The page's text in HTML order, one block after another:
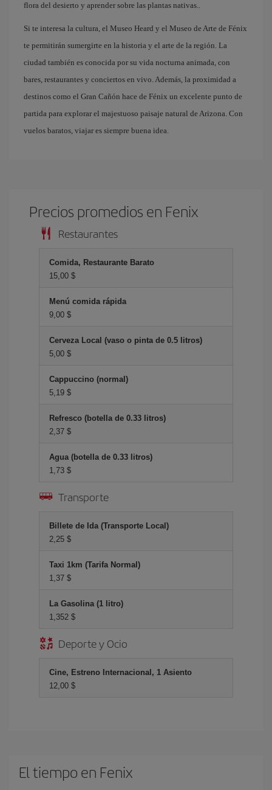
flora del desierto y aprender sobre las plantas nativas..
Si te interesa la cultura, el Museo Heard y el Museo de Arte de Fénix
te permitirán sumergirte en la historia y el arte de la región. La
ciudad también es conocida por su vida nocturna animada, con
bares, restaurantes y conciertos en vivo. Además, la proximidad a
destinos como el Gran Cañón hace de Fénix un excelente punto de
partida para explorar el majestuoso paisaje natural de Arizona. Con
vuelos baratos, viajar es siempre buena idea.
Precios promedios en Fenix
Restaurantes
Comida, Restaurante Barato
15,00 $
Menú comida rápida
9,00 $
Cerveza Local (vaso o pinta de 0.5 litros)
5,00 $
Cappuccino (normal)
5,19 $
Refresco (botella de 0.33 litros)
2,37 $
Agua (botella de 0.33 litros)
1,73 $
Transporte
Billete de Ida (Transporte Local)
2,25 $
Taxi 1km (Tarifa Normal)
1,37 $
La Gasolina (1 litro)
1,352 $
Deporte y Ocio
Cine, Estreno Internacional, 1 Asiento
12,00 $
El tiempo en Fenix